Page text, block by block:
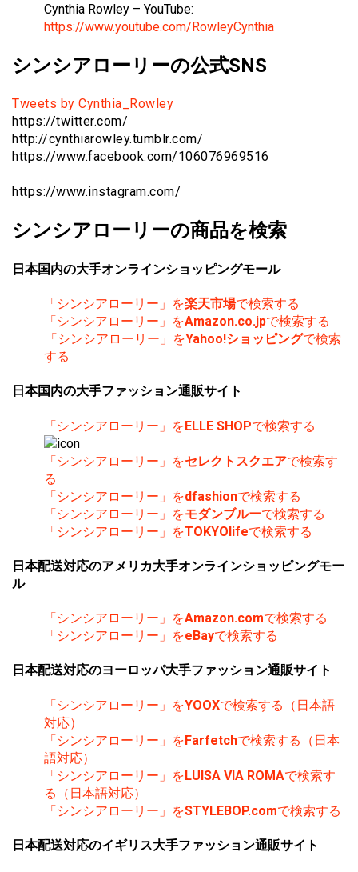
Cynthia Rowley – YouTube:
https://www.youtube.com/RowleyCynthia
シンシアローリーの公式SNS
Tweets by Cynthia_Rowley
https://twitter.com/
http://cynthiarowley.tumblr.com/
https://www.facebook.com/106076969516
https://www.instagram.com/
シンシアローリーの商品を検索
日本国内の大手オンラインショッピングモール
「シンシアローリー」を楽天市場で検索する
「シンシアローリー」をAmazon.co.jpで検索する
「シンシアローリー」をYahoo!ショッピングで検索
する
日本国内の大手ファッション通販サイト
「シンシアローリー」をELLE SHOPで検索する
「シンシアローリー」をセレクトスクエアで検索す
る
「シンシアローリー」をdfashionで検索する
「シンシアローリー」をモダンブルーで検索する
「シンシアローリー」をTOKYOlifeで検索する
日本配送対応のアメリカ大手オンラインショッピングモー
ル
「シンシアローリー」をAmazon.comで検索する
「シンシアローリー」をeBayで検索する
日本配送対応のヨーロッパ大手ファッション通販サイト
「シンシアローリー」をYOOXで検索する（日本語
対応）
「シンシアローリー」をFarfetchで検索する（日本
語対応）
「シンシアローリー」をLUISA VIA ROMAで検索す
る（日本語対応）
「シンシアローリー」をSTYLEBOP.comで検索する
日本配送対応のイギリス大手ファッション通販サイト